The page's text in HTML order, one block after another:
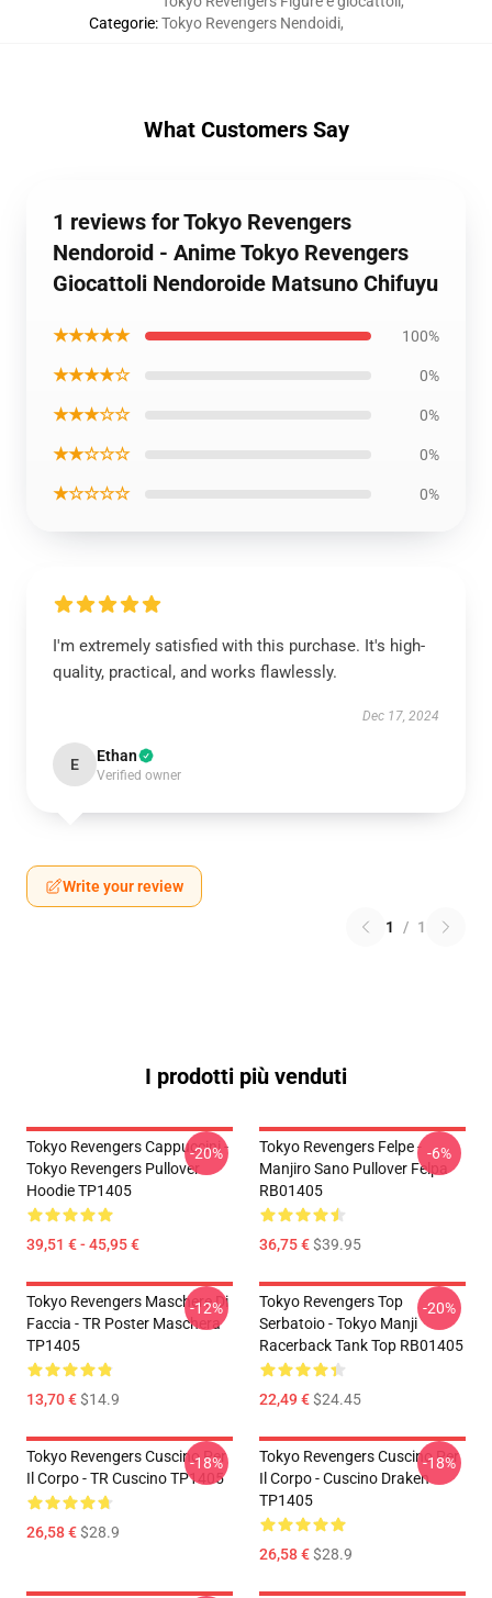
Categorie:Tokyo Revengers Nendoidi,
What Customers Say
1 reviews for Tokyo Revengers
Nendoroid - Anime Tokyo Revengers
Giocattoli Nendoroide Matsuno Chifuyu
★★★★★ 100%
★★★★☆ 0%
★★★☆☆ 0%
★★☆☆☆ 0%
★☆☆☆☆ 0%
I'm extremely satisfied with this purchase. It's high-
quality, practical, and works flawlessly.
Dec 17, 2024
E Ethan
Verified owner
Write your review
1 / 1
I prodotti più venduti
Tokyo Revengers Cappuccini -
Tokyo Revengers Pullover
Hoodie TP1405
39,51 € - 45,95 €
-20%
Tokyo Revengers Felpe -
Manjiro Sano Pullover Felpa
RB01405
36,75 €$39.95
-6%
Tokyo Revengers Maschere Di
Faccia - TR Poster Maschera
TP1405
13,70 €$14.9
-12%
Tokyo Revengers Top
Serbatoio - Tokyo Manji
Racerback Tank Top RB01405
22,49 €$24.45
-20%
Tokyo Revengers Cuscino Per
Il Corpo - TR Cuscino TP1405
26,58 €$28.9
-18%
Tokyo Revengers Cuscino Per
Il Corpo - Cuscino Draken
TP1405
26,58 €$28.9
-18%